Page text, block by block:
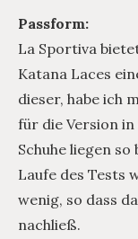
Passform:
La Sportiva
Katana Laces
dieser, habe ich
für die Version
Schuhe liegen
Laufe des Tests
wenig, so dass
nachließ.